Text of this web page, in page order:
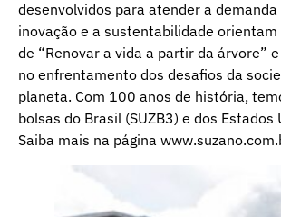
desenvolvidos para atender a demanda
inovação e a sustentabilidade
de “Renovar a vida a partir da árvore”
no enfrentamento dos desafios da
planeta. Com 100 anos de história,
bolsas do Brasil (SUZB3) e dos Estados
Saiba mais na página